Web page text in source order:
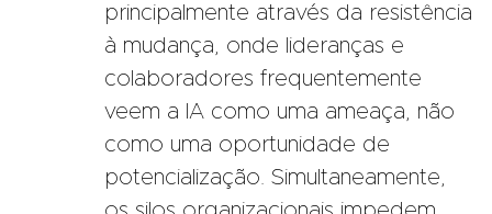
principalmente através da resistência
à mudança, onde lideranças e
colaboradores frequentemente
veem a IA como uma ameaça, não
como uma oportunidade de
potencialização. Simultaneamente,